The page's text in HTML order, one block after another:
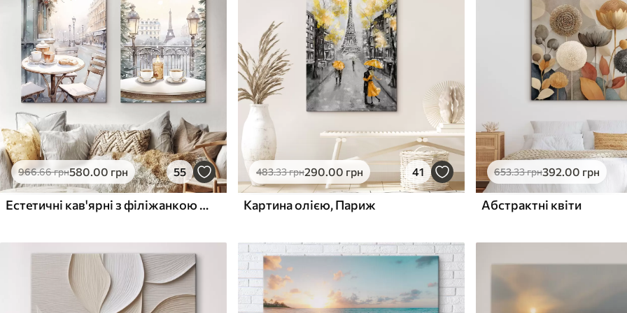
✓Безпечне чорнило без запаху
✗
Поверхня з текстурою
полотна
✗Екологічний матеріал
✓ Безпечне чорнило без запаху
✓
Поверхня з текстурою
полотна
✗ Екологічний матеріал
✓Безпечне чорнило без запаху
✓
Поверхня з текстурою
полотна
✓Екологічний матеріал
966.66грн580.00 грн 55
Естетичні кав'ярні з філіжанкою кави, вулиця Парижа, зима, архітектура
483.33грн290.00 грн 41
Картина олією, Париж
653.33грн392.00 грн
Абстрактні квіти